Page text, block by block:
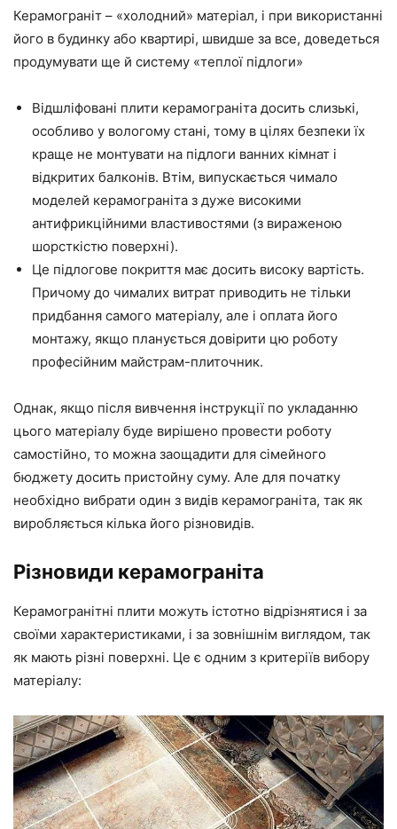
Керамограніт – «холодний» матеріал, і при використанні
його в будинку або квартирі, швидше за все, доведеться
продумувати ще й систему «теплої підлоги»
Відшліфовані плити керамограніта досить слизькі,
особливо у вологому стані, тому в цілях безпеки їх
краще не монтувати на підлоги ванних кімнат і
відкритих балконів. Втім, випускається чимало
моделей керамограніта з дуже високими
антифрикційними властивостями (з вираженою
шорсткістю поверхні).
Це підлогове покриття має досить високу вартість.
Причому до чималих витрат приводить не тільки
придбання самого матеріалу, але і оплата його
монтажу, якщо планується довірити цю роботу
професійним майстрам-плиточник.
Однак, якщо після вивчення інструкції по укладанню
цього матеріалу буде вирішено провести роботу
самостійно, то можна заощадити для сімейного
бюджету досить пристойну суму. Але для початку
необхідно вибрати один з видів керамограніта, так як
виробляється кілька його різновидів.
Різновиди керамограніта
Керамогранітні плити можуть істотно відрізнятися і за
своїми характеристиками, і за зовнішнім виглядом, так
як мають різні поверхні. Це є одним з критеріїв вибору
матеріалу: